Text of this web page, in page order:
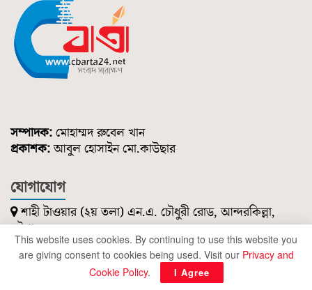
সম্পাদক: মোহাম্মদ রুবেল খান
প্রকাশক:আবুল হোসাইন মো.কাউছার
যোগাযোগ
শাহী টাওয়ার (২য় তলা) এন.এ. চৌধুরী রোড, আন্দরকিল্লা,
চট্টগ্রাম।
০১৮৫১ ২১৪ ৭৪৭
cbartanews@gmail.com
This website uses cookies. By continuing to use this website you
are giving consent to cookies being used. Visit our Privacy and
Cookie Policy. I Agree